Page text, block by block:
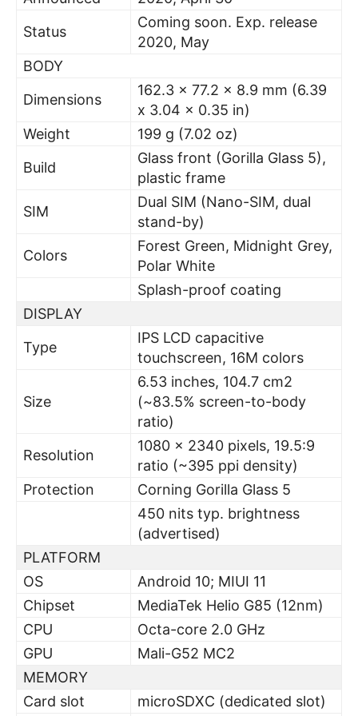
Status
Coming soon. Exp. release
2020, May
BODY
Dimensions
162.3 x 77.2 x 8.9 mm (6.39
x 3.04 x 0.35 in)
Weight
199 g (7.02 oz)
Build
Glass front (Gorilla Glass 5),
plastic frame
SIM
Dual SIM (Nano-SIM, dual
stand-by)
Colors
Forest Green, Midnight Grey,
Polar White
Splash-proof coating
DISPLAY
Type
IPS LCD capacitive
touchscreen, 16M colors
Size
6.53 inches, 104.7 cm2
(~83.5% screen-to-body
ratio)
Resolution
1080 x 2340 pixels, 19.5:9
ratio (~395 ppi density)
Protection
Corning Gorilla Glass 5
450 nits typ. brightness
(advertised)
PLATFORM
OS
Android 10; MIUI 11
Chipset
MediaTek Helio G85 (12nm)
CPU
Octa-core 2.0 GHz
GPU
Mali-G52 MC2
MEMORY
Card slot
microSDXC (dedicated slot)